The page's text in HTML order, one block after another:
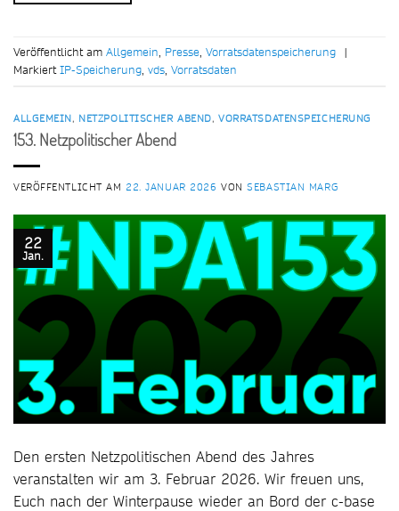
Veröffentlicht am Allgemein, Presse, Vorratsdatenspeicherung |
MarkiertIP-Speicherung, vds, Vorratsdaten
ALLGEMEIN, NETZPOLITISCHER ABEND,VORRATSDATENSPEICHERUNG
153. Netzpolitischer Abend
VERÖFFENTLICHT AM 22. JANUAR 2026 VONSEBASTIAN MARG
22
Jan.
Den ersten Netzpolitischen Abend des Jahres
veranstalten wir am 3. Februar 2026. Wir freuen uns,
Euch nach der Winterpause wieder an Bord der c-base